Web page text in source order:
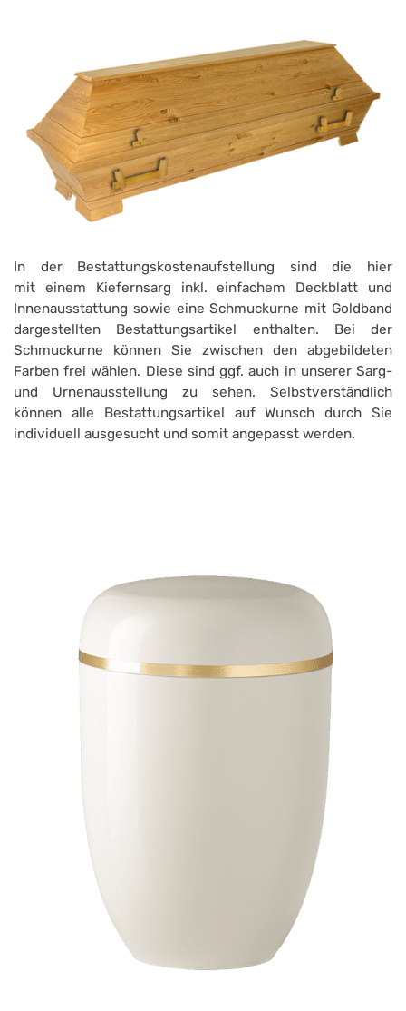
In der Bestattungskostenaufstellung sind die hier
mit einem Kiefernsarg inkl. einfachem Deckblatt und
Innenausstattung sowie eine Schmuckurne mit Goldband
dargestellten Bestattungsartikel enthalten. Bei der
Schmuckurne können Sie zwischen den abgebildeten
Farben frei wählen. Diese sind ggf. auch in unserer Sarg-
und Urnenausstellung zu sehen. Selbstverständlich
können alle Bestattungsartikel auf Wunsch durch Sie
individuell ausgesucht und somit angepasst werden.